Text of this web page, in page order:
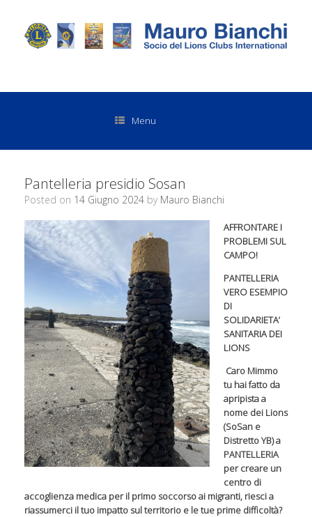
Menu
Pantelleria presidio Sosan
Posted on 14 Giugno 2024 by Mauro Bianchi
AFFRONTARE I
PROBLEMI SUL
CAMPO!
PANTELLERIA
VERO ESEMPIO
DI
SOLIDARIETA’
SANITARIA DEI
LIONS
Caro Mimmo
tu hai fatto da
apripista a
nome dei Lions
(SoSan e
Distretto YB) a
PANTELLERIA
per creare un
centro di
accoglienza medica per il primo soccorso ai migranti, riesci a
riassumerci il tuo impatto sul territorio e le tue prime difficoltà?